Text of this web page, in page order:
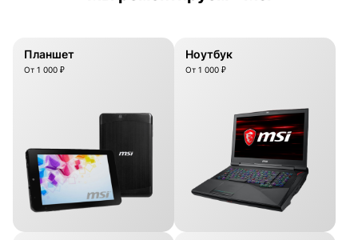
Планшет
От 1 000 ₽
Ноутбук
От 1 000 ₽